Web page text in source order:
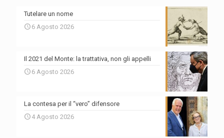
Tutelare un nome
6 Agosto 2026
Il 2021 del Monte: la trattativa, non gli appelli
6 Agosto 2026
La contesa per il “vero” difensore
4 Agosto 2026